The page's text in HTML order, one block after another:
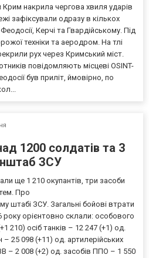
Крим накрила чергова хвиля ударів
зафіксували одразу в кількох
Керчі та Гвардійському. Під
техніки та аеродром. На тлі
рух через Кримський міст.
повідомляють місцеві OSINT-
був приліт, ймовірно, по
1200 солдатів та 3
ЗСУ
ще 1 210 окупантів, три засоби
Про
штабі ЗСУ. Загальні бойові втрати
року орієнтовно склали: особового
210) осіб танків – 12 247 (+1) од.
25 098 (+11) од. артилерійських
– 2 008 (+2) од. засобів ППО – 1 550